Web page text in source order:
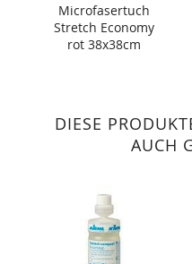
Microfasertuch
Stretch Economy
rot 38x38cm
DIESE
AUCH